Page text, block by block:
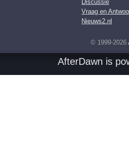
Discussie
Vraag en
Nieuws2.nl
© 1999-2026
AfterDawn is